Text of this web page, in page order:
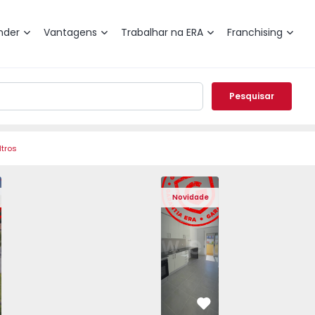
Vantagens Trabalhar na ERA Franchising
Pesquisar
Angra do Heroísmo, São Mateus da Calheta - 1575310 - 40
T3 Angra do Heroísmo, São Mateus da Calheta -
Moradia Geminada T3 Angra do Heroísmo, São Mateus da
Moradia Geminada T3 Angra do Heroísmo, São
Moradia Geminada T3 Angra do
Moradia Geminada T3
Moradia
Novidade
Apartamento T2 Seixal, Amora - 1575805
Apartamento T2 Seixal,
Apartamento T2
Favorito